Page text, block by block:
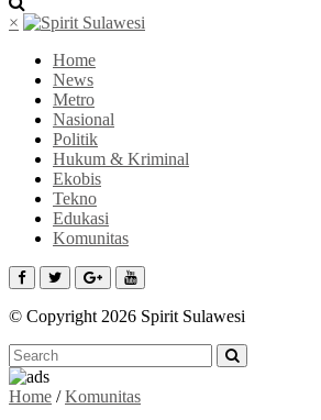
×
Home
News
Metro
Nasional
Politik
Hukum & Kriminal
Ekobis
Tekno
Edukasi
Komunitas
© Copyright 2026 Spirit Sulawesi
Home /Komunitas